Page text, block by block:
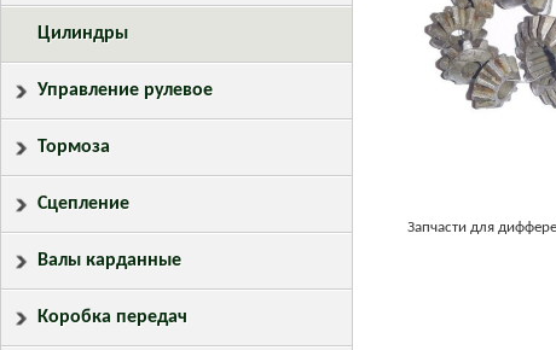
Запчасти для
Цилиндры
Управление рулевое
Тормоза
Сцепление
Валы карданные
Коробка передач